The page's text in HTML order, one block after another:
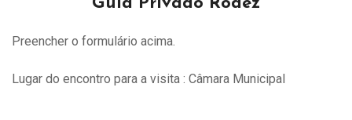
Preencher o formulário acima.
Lugar do encontro para a visita : Câmara Municipal